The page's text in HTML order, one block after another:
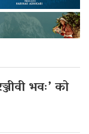
भवः’ को